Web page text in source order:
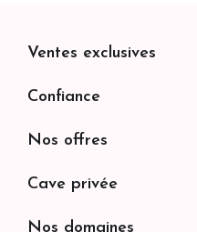
Ventes exclusives
Confiance
Nos offres
Cave privée
Nos domaines